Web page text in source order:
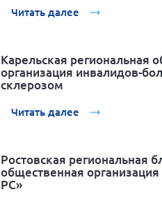
Читать далее
Карельская региональная
организация инвалидов-
склерозом
Читать далее
Ростовская региональная
общественная
РС»